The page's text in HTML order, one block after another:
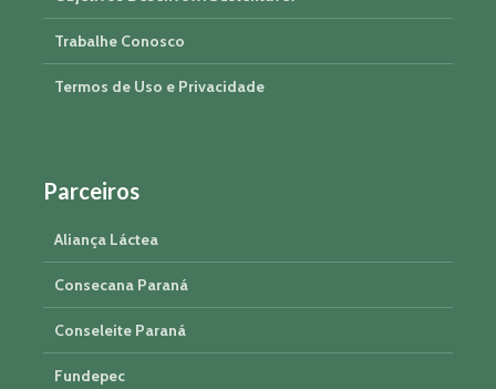
Trabalhe Conosco
Termos de Uso e Privacidade
Parceiros
Aliança Láctea
Consecana Paraná
Conseleite Paraná
Fundepec